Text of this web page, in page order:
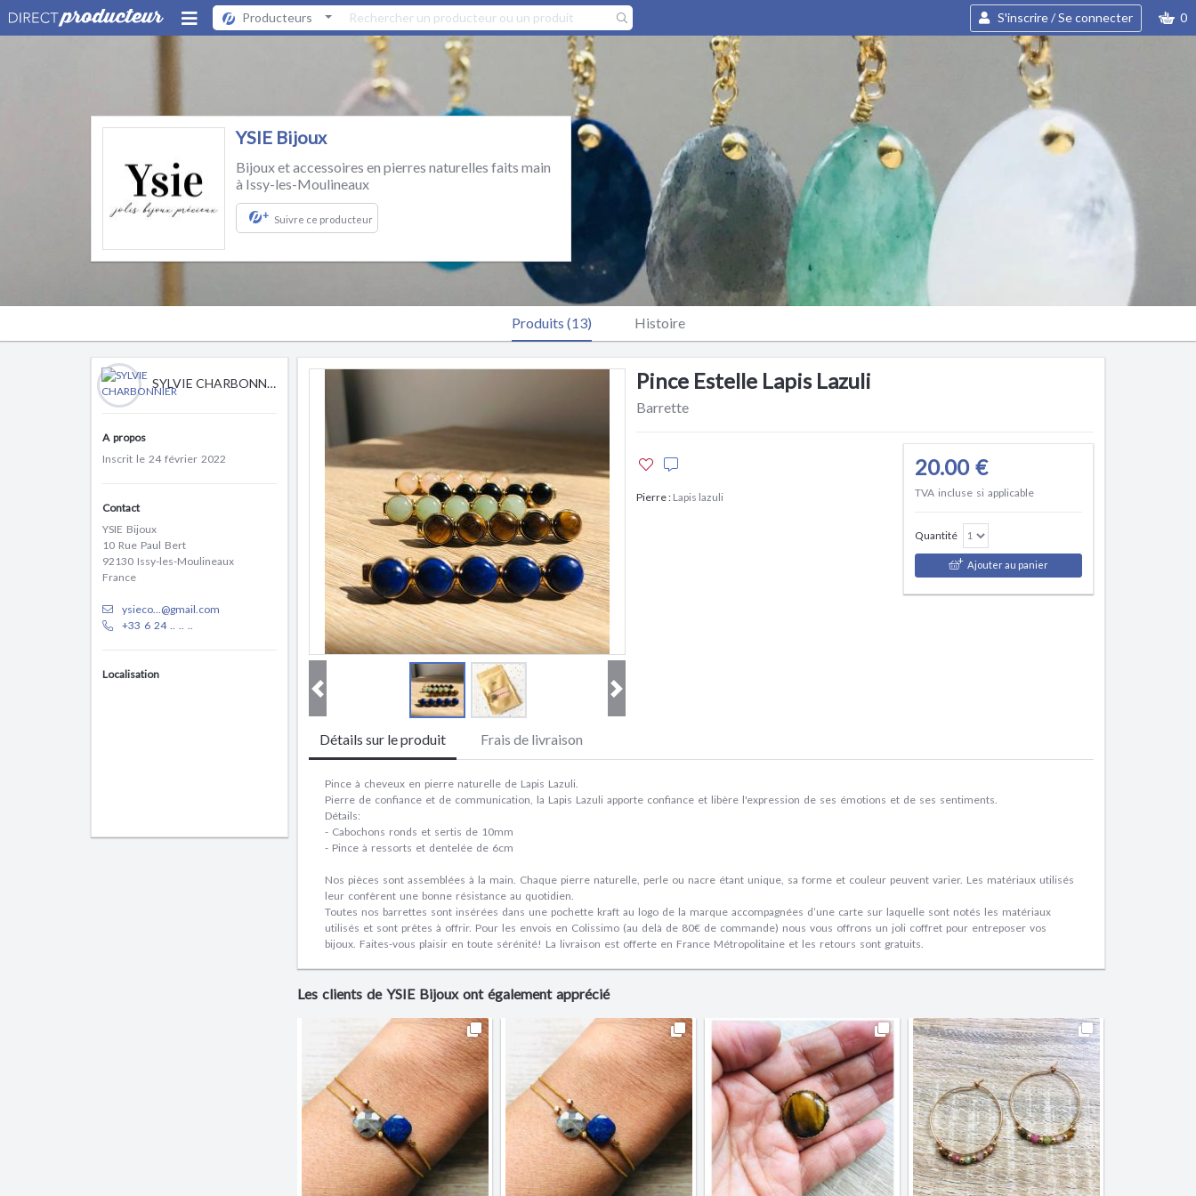
Producteurs S'inscrire / Se connecter 0
YSIE Bijoux
Bijoux et accessoires en pierres naturelles faits main
à Issy-les-Moulineaux
+ Suivre ce producteur
Produits (13) Histoire
SYLVIE CHARBONNIER
A propos
Inscrit le 24 février 2022
Contact
YSIE Bijoux
10 Rue Paul Bert
92130 Issy-les-Moulineaux
France
ysieco...@gmail.com
+33 6 24 .. .. ..
Localisation
Pince Estelle Lapis Lazuli
Barrette
Pierre: Lapis lazuli
20.00 €
TVA incluse si applicable
Quantité
Ajouter au panier
Détails sur le produit Frais de livraison
Pince à cheveux en pierre naturelle de Lapis Lazuli.
Pierre de confiance et de communication, la Lapis Lazuli apporte confiance et libère l'expression de ses émotions et de ses sentiments.
Détails:
- Cabochons ronds et sertis de 10mm
- Pince à ressorts et dentelée de 6cm
Nos pièces sont assemblées à la main. Chaque pierre naturelle, perle ou nacre étant unique, sa forme et couleur peuvent varier. Les matériaux utilisés
leur confèrent une bonne résistance au quotidien.
Toutes nos barrettes sont insérées dans une pochette kraft au logo de la marque accompagnées d’une carte sur laquelle sont notés les matériaux
utilisés et sont prêtes à offrir. Pour les envois en Colissimo (au delà de 80€ de commande) nous vous offrons un joli coffret pour entreposer vos
bijoux. Faites-vous plaisir en toute sérénité! La livraison est offerte en France Métropolitaine et les retours sont gratuits.
Les clients de YSIE Bijoux ont également apprécié